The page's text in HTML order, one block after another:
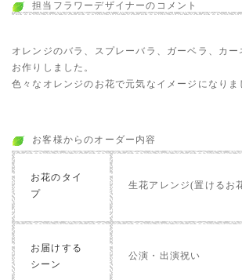
担当フラワーデザイナーのコメント
オレンジのバラ、スプレーバラ、ガーベラ、カー
お作りしました。
色々なオレンジのお花で元気なイメージになりま
お客様からのオーダー内容
お花のタイ
プ
生花アレンジ(置けるお
お届けする
シーン
公演・出演祝い